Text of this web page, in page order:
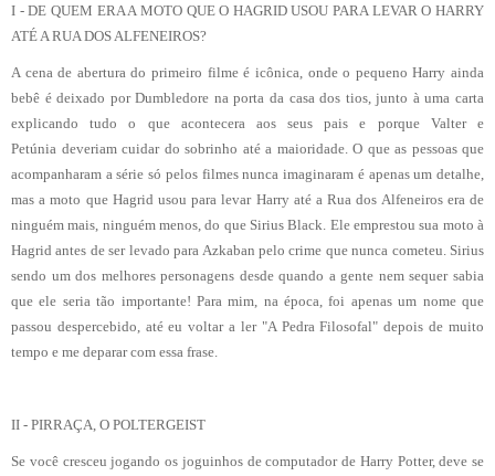
I - DE QUEM ERA A MOTO QUE O HAGRID USOU PARA LEVAR O HARRY
ATÉ A RUA DOS ALFENEIROS?
A cena de abertura do primeiro filme é icônica, onde o pequeno Harry ainda
bebê é deixado por Dumbledore na porta da casa dos tios, junto à uma carta
explicando tudo o que acontecera aos seus pais e porque Valter e
Petúnia deveriam cuidar do sobrinho até a maioridade. O que as pessoas que
acompanharam a série só pelos filmes nunca imaginaram é apenas um detalhe,
mas a moto que Hagrid usou para levar Harry até a Rua dos Alfeneiros era de
ninguém mais, ninguém menos, do que Sirius Black. Ele emprestou sua moto à
Hagrid antes de ser levado para Azkaban pelo crime que nunca cometeu. Sirius
sendo um dos melhores personagens desde quando a gente nem sequer sabia
que ele seria tão importante! Para mim, na época, foi apenas um nome que
passou despercebido, até eu voltar a ler "A Pedra Filosofal" depois de muito
tempo e me deparar com essa frase.
II - PIRRAÇA, O POLTERGEIST
Se você cresceu jogando os joguinhos de computador de Harry Potter, deve se